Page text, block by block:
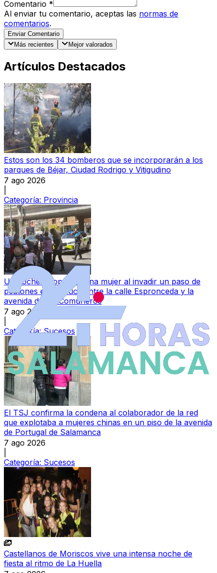
Comentario *
Al enviar tu comentario, aceptas las normas de
comentarios.
Enviar Comentario
Más recientes
Mejor valorados
Artículos Destacados
Estos son los 34 bomberos que se incorporarán a los
parques de Béjar, Ciudad Rodrigo y Vitigudino
7 ago 2026
Categoría: Provincia
Un coche atropella a una mujer al invadir un paso de
peatones en el cruce entre la calle Espronceda y la
avenida de los Comuneros
7 ago 2026
Categoría:Sucesos
El TSJ confirma la condena al colaborador de la red
que explotaba a mujeres chinas en un piso de la avenida
de Portugal de Salamanca
7 ago 2026
Categoría: Sucesos
Castellanos de Moriscos vive una intensa noche de
fiesta al ritmo de La Huella